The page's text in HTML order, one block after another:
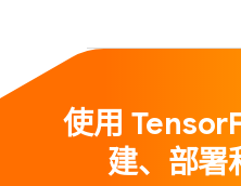
使用
建、部署